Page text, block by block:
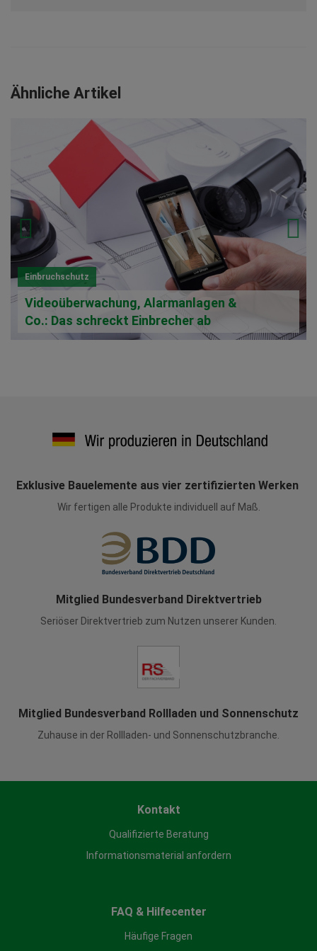
Ähnliche Artikel
Einbruchschutz
Videoüberwachung, Alarmanlagen &
Co.: Das schreckt Einbrecher ab
Exklusive Bauelemente aus vier zertifizierten Werken
Wir fertigen alle Produkte individuell auf Maß.
Mitglied Bundesverband Direktvertrieb
Seriöser Direktvertrieb zum Nutzen unserer Kunden.
Mitglied Bundesverband Rollladen und Sonnenschutz
Zuhause in der Rollladen- und Sonnenschutzbranche.
Kontakt
Qualifizierte Beratung
Informationsmaterial anfordern
FAQ & Hilfecenter
Häufige Fragen